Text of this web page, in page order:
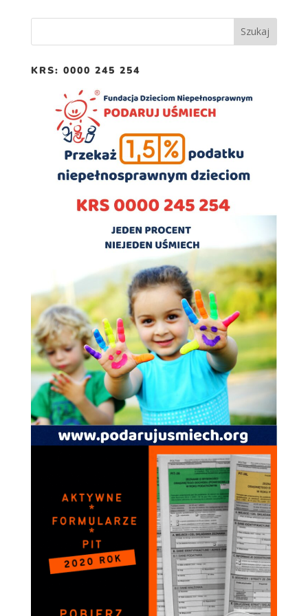
KRS: 0000 245 254
Doświadczenie
internetowa
odrzucisz te pliki
cookie, niektóre
ze strony
internetowej.
Udostępniając
zainteresowania i
zachowania
podczas
odwiedzania naszej
strony, zwiększasz
szansę na
zobaczenie
spersonalizowanych
treści i ofert.